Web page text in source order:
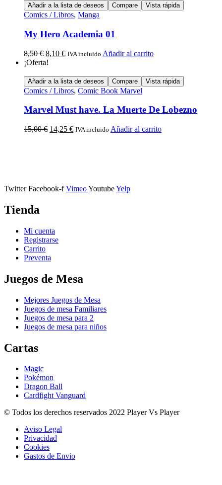
Añadir a la lista de deseos Compare Vista rápida
Comics / Libros, Manga
My Hero Academia 01
8,50€ 8,10 € IVA incluido Añadir al carrito
¡Oferta!
Añadir a la lista de deseos Compare Vista rápida
Comics / Libros, Comic Book Marvel
Marvel Must have. La Muerte De Lobezno
15,00€ 14,25 € IVA incluido Añadir al carrito
Twitter Facebook-f VimeoYoutubeYelp
Tienda
Mi cuenta
Registrarse
Carrito
Preventa
Juegos de Mesa
Mejores Juegos de Mesa
Juegos de mesa Familiares
Juegos de mesa para 2
Juegos de mesa para niños
Cartas
Magic
Pokémon
Dragon Ball
Cardfight Vanguard
© Todos los derechos reservados 2022 Player Vs Player
Aviso Legal
Privacidad
Cookies
Gastos de Envio